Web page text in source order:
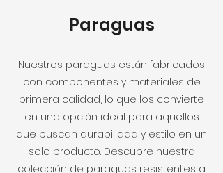
Paraguas
Nuestros paraguas están fabricados
con componentes y materiales de
primera calidad, lo que los convierte
en una opción ideal para aquellos
que buscan durabilidad y estilo en un
solo producto. Descubre nuestra
colección de paraguas resistentes a